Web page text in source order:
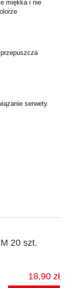
miękka i nie
serwety.
20 szt.
18,90 zł